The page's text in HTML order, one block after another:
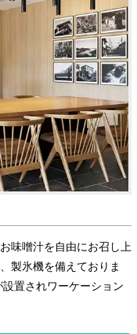
味噌汁を自由にお召し上
製氷機を備えておりま
置されワーケーション